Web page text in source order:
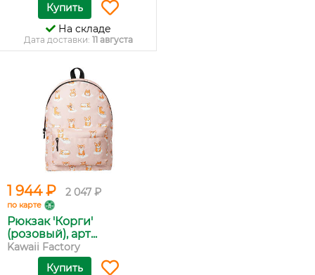
Купить
На складе
Дата доставки: 11 августа
1 944 ₽ 2 047 ₽
по карте
Рюкзак 'Корги'
(розовый), арт...
Kawaii Factory
Купить